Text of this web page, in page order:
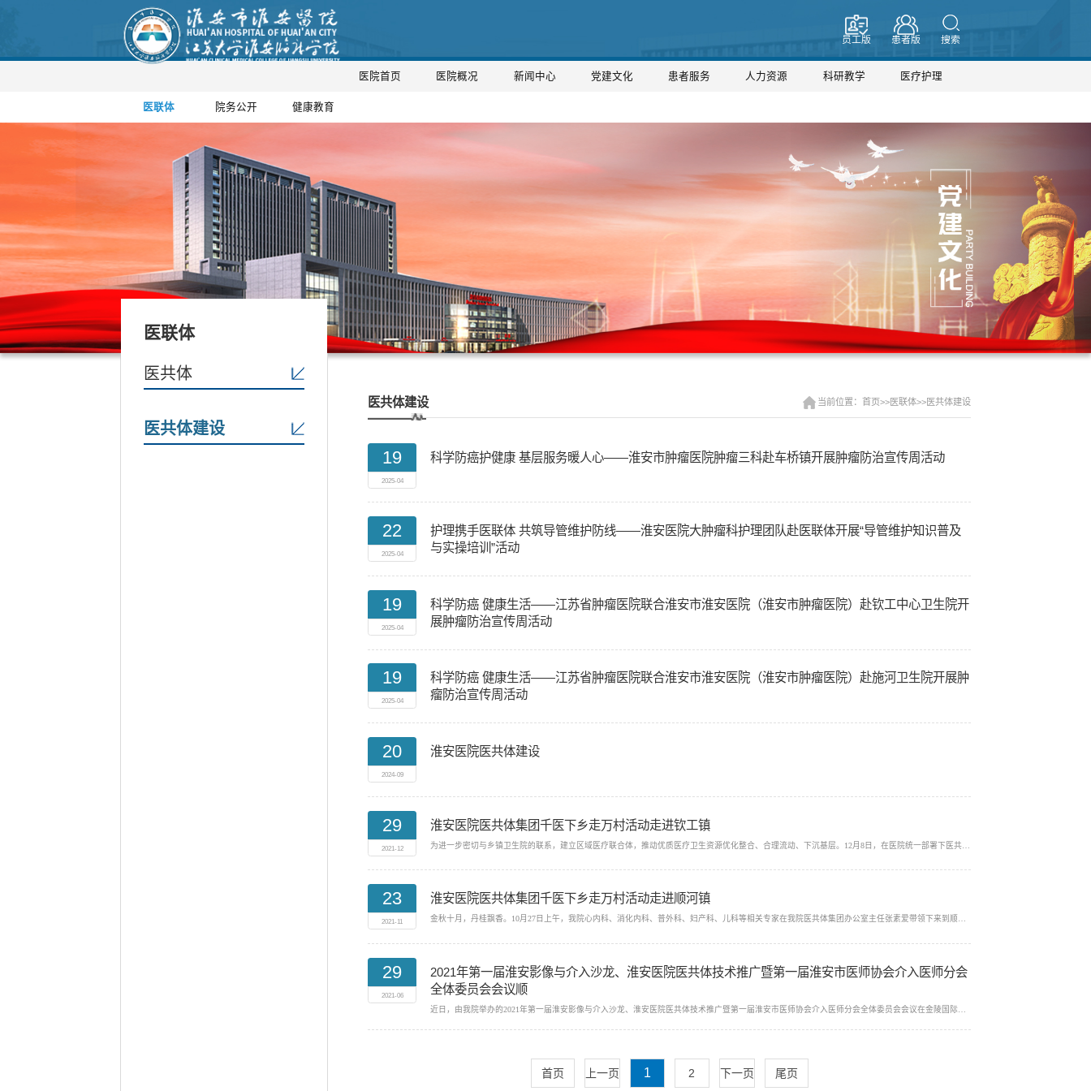
员工版 患者版 搜索
医院首页 医院概况 新闻中心 党建文化 患者服务 人力资源 科研教学 医疗护理
医联体 院务公开 健康教育
医联体
医共体
医共体建设
医共体建设 当前位置：首页>>医联体>>医共体建设
19
2025-04
科学防癌护健康 基层服务暖人心——淮安市肿瘤医院肿瘤三科赴车桥镇开展肿瘤防治宣传周活动
22
2025-04
护理携手医联体 共筑导管维护防线——淮安医院大肿瘤科护理团队赴医联体开展“导管维护知识普及
与实操培训”活动
19
2025-04
科学防癌 健康生活——江苏省肿瘤医院联合淮安市淮安医院（淮安市肿瘤医院）赴钦工中心卫生院开
展肿瘤防治宣传周活动
19
2025-04
科学防癌 健康生活——江苏省肿瘤医院联合淮安市淮安医院（淮安市肿瘤医院）赴施河卫生院开展肿
瘤防治宣传周活动
20
2024-09
淮安医院医共体建设
29
2021-12
淮安医院医共体集团千医下乡走万村活动走进钦工镇
23
2021-11
淮安医院医共体集团千医下乡走万村活动走进顺河镇
金秋十月，丹桂飘香。10月27日上午，我院心内科、消化内科、普外科、妇产科、儿科等相关专家在我院医共体集团办公室主任张素爱带领下来到顺河镇开展淮安医院医共体集团...
29
2021-06
2021年第一届淮安影像与介入沙龙、淮安医院医共体技术推广暨第一届淮安市医师协会介入医师分会
全体委员会会议顺
首页 上一页 1 2 下一页 尾页